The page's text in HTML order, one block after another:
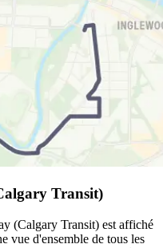
Transit)
(Calgary Transit) est affiché
vue d'ensemble de tous les